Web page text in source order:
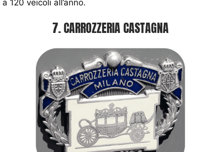
a 120 veicoli all’anno.
7. CARROZZERIA CASTAGNA